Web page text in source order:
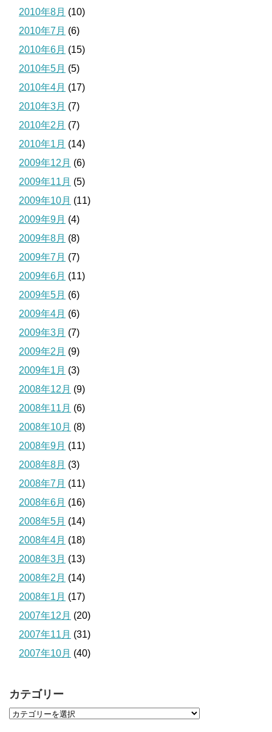
2010年8月 (10)
2010年7月 (6)
2010年6月 (15)
2010年5月 (5)
2010年4月 (17)
2010年3月 (7)
2010年2月 (7)
2010年1月 (14)
2009年12月 (6)
2009年11月 (5)
2009年10月 (11)
2009年9月 (4)
2009年8月 (8)
2009年7月 (7)
2009年6月 (11)
2009年5月 (6)
2009年4月 (6)
2009年3月 (7)
2009年2月 (9)
2009年1月 (3)
2008年12月 (9)
2008年11月 (6)
2008年10月 (8)
2008年9月 (11)
2008年8月 (3)
2008年7月 (11)
2008年6月 (16)
2008年5月 (14)
2008年4月 (18)
2008年3月 (13)
2008年2月 (14)
2008年1月 (17)
2007年12月 (20)
2007年11月 (31)
2007年10月 (40)
カテゴリー